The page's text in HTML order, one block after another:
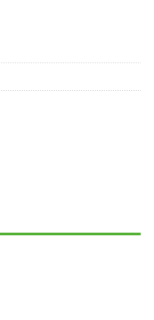
د.ت 30,000.